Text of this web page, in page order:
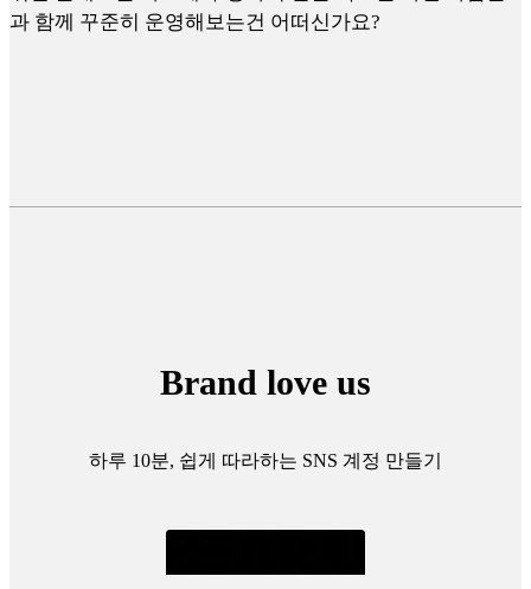
과 함께 꾸준히 운영해보는건 어떠신가요?
Brand love us
하루 10분, 쉽게 따라하는 SNS 계정 만들기